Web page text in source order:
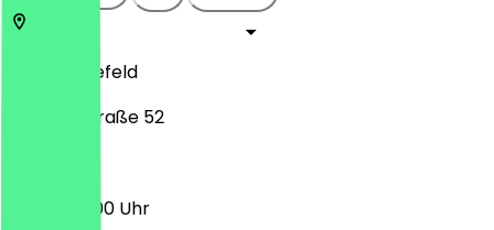
Bielefeld
Naggertstraße 52
17:00 - 22:00 Uhr